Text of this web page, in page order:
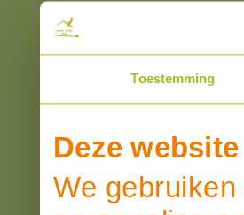
Toestemming
Deze
We